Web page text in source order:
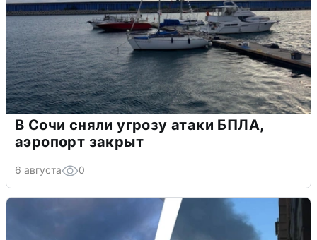
В Сочи сняли угрозу атаки БПЛА,
аэропорт закрыт
6 августа 0